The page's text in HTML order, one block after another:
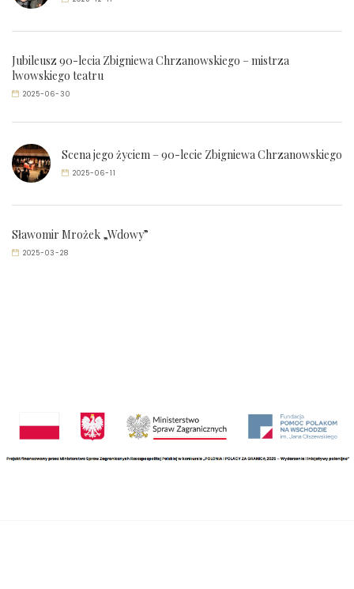
Jubileusz 90-lecia Zbigniewa Chrzanowskiego – mistrza
lwowskiego teatru
2025-06-30
Scena jego życiem – 90-lecie Zbigniewa Chrzanowskiego
2025-06-11
Sławomir Mrożek „Wdowy”
2025-03-28